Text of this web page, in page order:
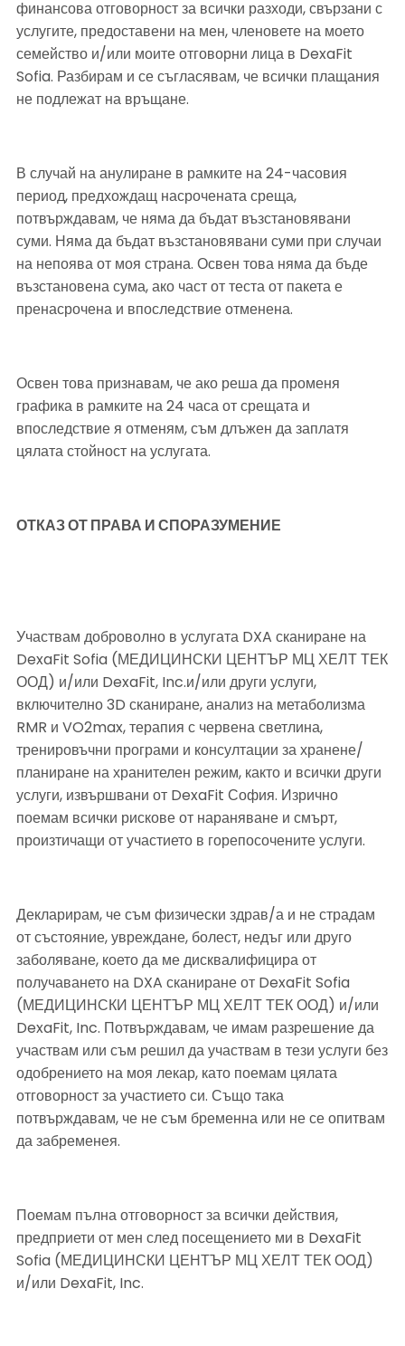
финансова отговорност за всички разходи, свързани с
услугите, предоставени на мен, членовете на моето
семейство и/или моите отговорни лица в DexaFit
Sofia. Разбирам и се съгласявам, че всички плащания
не подлежат на връщане.
В случай на анулиране в рамките на 24-часовия
период, предхождащ насрочената среща,
потвърждавам, че няма да бъдат възстановявани
суми. Няма да бъдат възстановявани суми при случаи
на непоява от моя страна. Освен това няма да бъде
възстановена сума, ако част от теста от пакета е
пренасрочена и впоследствие отменена.
Освен това признавам, че ако реша да променя
графика в рамките на 24 часа от срещата и
впоследствие я отменям, съм длъжен да заплатя
цялата стойност на услугата.
ОТКАЗ ОТ ПРАВА И СПОРАЗУМЕНИЕ
Участвам доброволно в услугата DXA сканиране на
DexaFit Sofia (МЕДИЦИНСКИ ЦЕНТЪР МЦ ХЕЛТ ТЕК
ООД) и/или DexaFit, Inc.и/или други услуги,
включително 3D сканиране, анализ на метаболизма
RMR и VO2max, терапия с червена светлина,
тренировъчни програми и консултации за хранене/
планиране на хранителен режим, както и всички други
услуги, извършвани от DexaFit София. Изрично
поемам всички рискове от нараняване и смърт,
произтичащи от участието в горепосочените услуги.
Декларирам, че съм физически здрав/а и не страдам
от състояние, увреждане, болест, недъг или друго
заболяване, което да ме дисквалифицира от
получаването на DXA сканиране от DexaFit Sofia
(МЕДИЦИНСКИ ЦЕНТЪР МЦ ХЕЛТ ТЕК ООД) и/или
DexaFit, Inc. Потвърждавам, че имам разрешение да
участвам или съм решил да участвам в тези услуги без
одобрението на моя лекар, като поемам цялата
отговорност за участието си. Също така
потвърждавам, че не съм бременна или не се опитвам
да забременея.
Поемам пълна отговорност за всички действия,
предприети от мен след посещението ми в DexaFit
Sofia (МЕДИЦИНСКИ ЦЕНТЪР МЦ ХЕЛТ ТЕК ООД)
и/или DexaFit, Inc.